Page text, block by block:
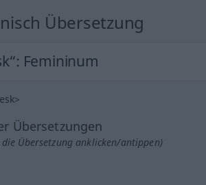
Übersetzung
: Femininum
>
Übersetzungen
Übersetzung anklicken/antippen)